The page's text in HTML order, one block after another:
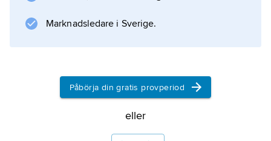
Marknadsledare i Sverige.
Påbörja din gratis provperiod
eller